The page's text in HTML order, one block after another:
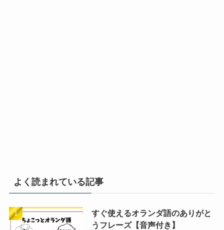
よく読まれている記事
すぐ使えるオランダ語のありがと
うフレーズ【音声付き】